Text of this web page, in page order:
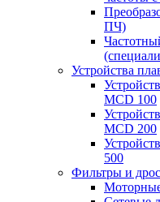
ПЧ)
Устройства
MCD 100
MCD 200
500
Фильтры и